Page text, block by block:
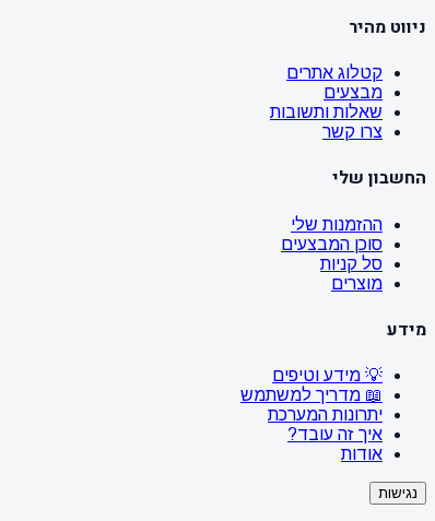
ניווט מהיר
קטלוג אתרים
מבצעים
שאלות ותשובות
צרו קשר
החשבון שלי
ההזמנות שלי
סוכן המבצעים
סל קניות
מוצרים
מידע
💡 מידע וטיפים
📖 מדריך למשתמש
יתרונות המערכת
איך זה עובד?
אודות
נגישות